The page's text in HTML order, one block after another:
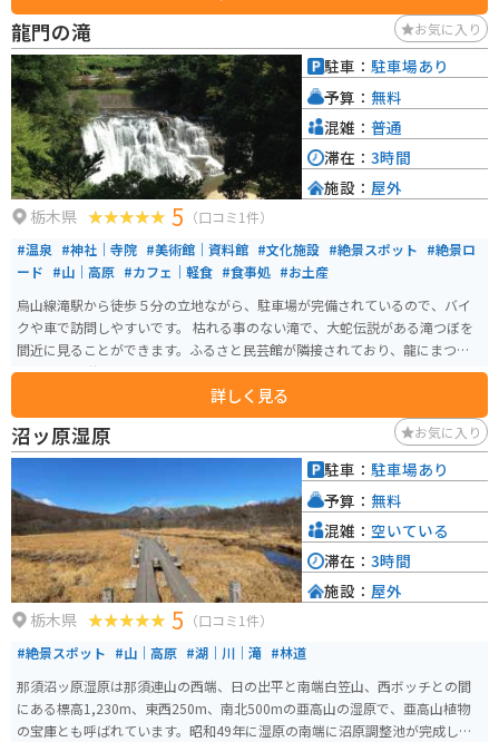
頂山など自然豊かな観光スポットも点在しており、ツーリングの拠点として
も最適です。 塩谷町は、高原野菜やきのこが特産です。道の駅でも購入でき
ますので、お土産にいかがでしょうか。
龍門の滝 お気に入り
栃木県 5 （口コミ1件）
#温泉 #神社｜寺院 #美術館｜資料館 #文化施設 #絶景スポット #絶景ロ
ード #山｜高原 #カフェ｜軽食 #食事処 #お土産
烏山線滝駅から徒歩５分の立地ながら、駐車場が完備されているので、バイ
クや車で訪問しやすいです。 枯れる事のない滝で、大蛇伝説がある滝つぼを
間近に見ることができます。ふるさと民芸館が隣接されており、龍にまつわ
る伝承や伝説の龍について知ることができます。
詳しく見る
駐車： 駐車場あり
予算： 無料
混雑： 普通
滞在： 3時間
施設： 屋外
沼ッ原湿原 お気に入り
栃木県 5 （口コミ1件）
#絶景スポット #山｜高原 #湖｜川｜滝 #林道
那須沼ッ原湿原は那須連山の西端、日の出平と南端白笠山、西ボッチとの間
にある標高1,230m、東西250m、南北500mの亜高山の湿原で、亜高山植物
の宝庫とも呼ばれています。昭和49年に湿原の南端に沼原調整池が完成し、
駐車： 駐車場あり
予算： 無料
混雑： 空いている
滞在： 3時間
施設： 屋外